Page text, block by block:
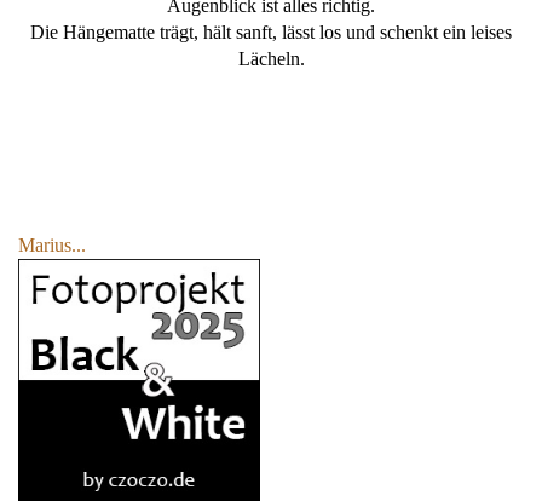
Augenblick ist alles richtig.
Die Hängematte trägt, hält sanft, lässt los und schenkt ein leises
Lächeln.
Marius...